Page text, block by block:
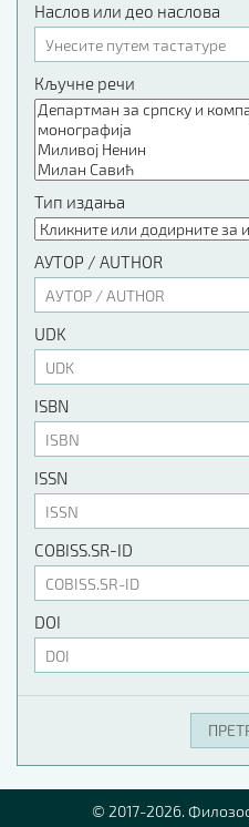
Наслов или део наслова
Кључне речи
Тип издања
АУТОР / AUTHOR
UDK
ISBN
ISSN
COBISS.SR-ID
DOI
© 2017-2026.